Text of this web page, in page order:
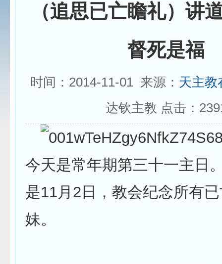
（追思已亡瞻礼）讲
督死是福
时间：2014-11-01 来源： 天主教
达钦主教 点击：
今天是常年期第三十一主日
是11月2日，教会纪念所有
妹。